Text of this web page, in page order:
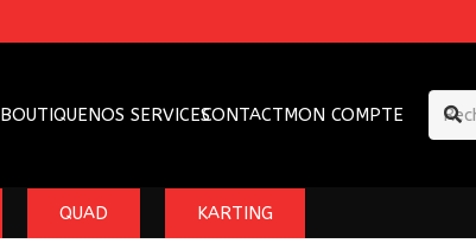
BOUTIQUENOS SERVICESCONTACTMON COMPTE
QUAD KARTING